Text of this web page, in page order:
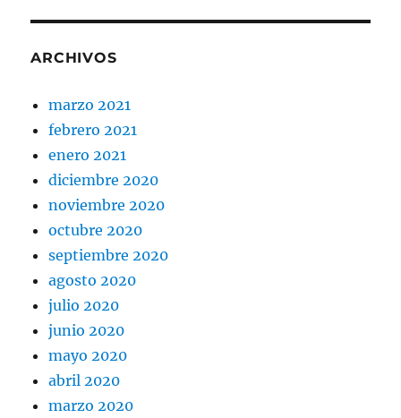
ARCHIVOS
marzo 2021
febrero 2021
enero 2021
diciembre 2020
noviembre 2020
octubre 2020
septiembre 2020
agosto 2020
julio 2020
junio 2020
mayo 2020
abril 2020
marzo 2020